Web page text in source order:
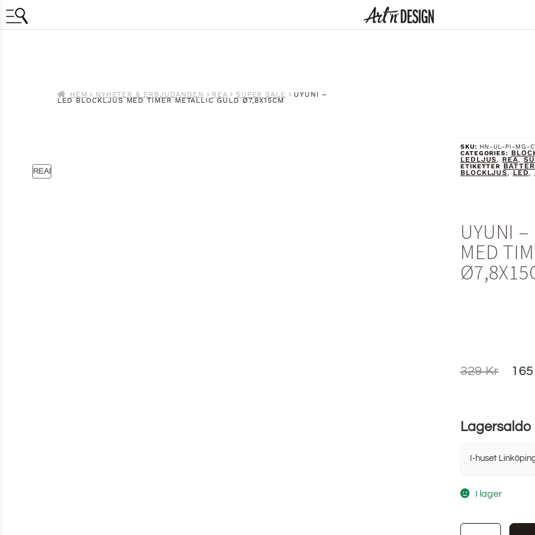
HEM NYHETER & ERBJUDANDEN REA SUPER SALE UYUNI –
LED BLOCKLJUS MED TIMER METALLIC GULD Ø7,8X15CM
REA!
SKU: HN-UL-PI-MG-
CATEGORIES:
LEDLJUS, REA,
ETIKETTER
BLOCKLJUS, LED,
UYUNI
MED
329Kr 165
Lagersaldo
I-huset
I lager